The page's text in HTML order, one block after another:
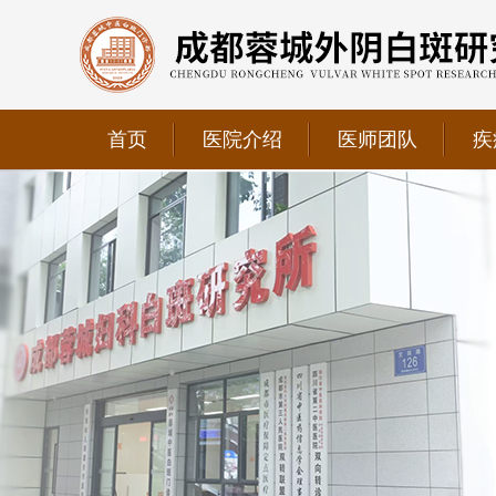
首页 医院介绍 医师团队
我院正式获选为四川省第二中医医院、成都第三人民
我院位于成都市青羊区文翁路126号，联系电话：